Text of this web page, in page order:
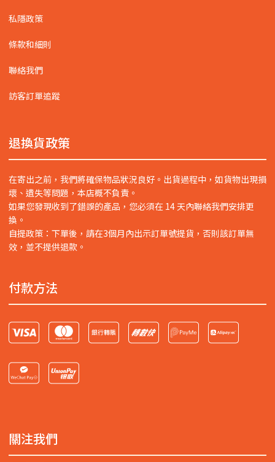
私隱政策
條款和細則
聯絡我們
訪客訂單追蹤
退換貨政策
在寄出之前，我們將確保物品狀況良好。出貨過程中，如貨物出現損
壞、遺失等問題，本店概不負責。
如果您發現收到了錯誤的產品，您必須在 14 天內聯絡我們安排更
換。
自提政策：下單後，請在3個月內出示訂單號提貨，否則該訂單無
效，並不提供退款。
付款方法
關注我們